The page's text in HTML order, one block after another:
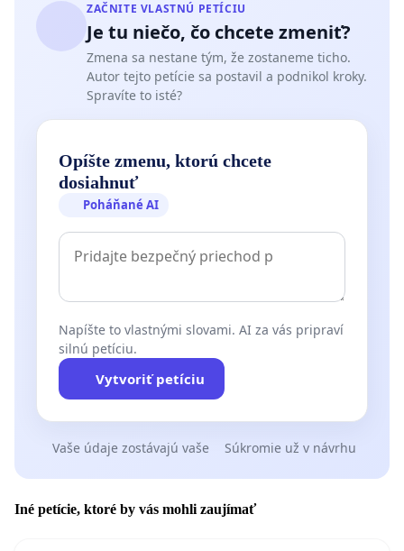
ZAČNITE VLASTNÚ PETÍCIU
Je tu niečo, čo chcete zmeniť?
Zmena sa nestane tým, že zostaneme ticho.
Autor tejto petície sa postavil a podnikol kroky.
Spravíte to isté?
Opíšte zmenu, ktorú chcete
dosiahnuť
Poháňané AI
Napíšte to vlastnými slovami. AI za vás pripraví
silnú petíciu.
Vytvoriť petíciu
Vaše údaje zostávajú vaše Súkromie už v návrhu
Iné petície, ktoré by vás mohli zaujímať